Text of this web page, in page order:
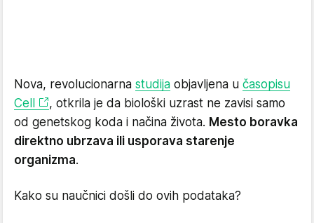
Nova, revolucionarna studija objavljena u časopisu
Cell
, otkrila je da biološki uzrast ne zavisi samo
od genetskog koda i načina života. Mesto boravka
direktno ubrzava ili usporava starenje
organizma.
Kako su naučnici došli do ovih podataka?